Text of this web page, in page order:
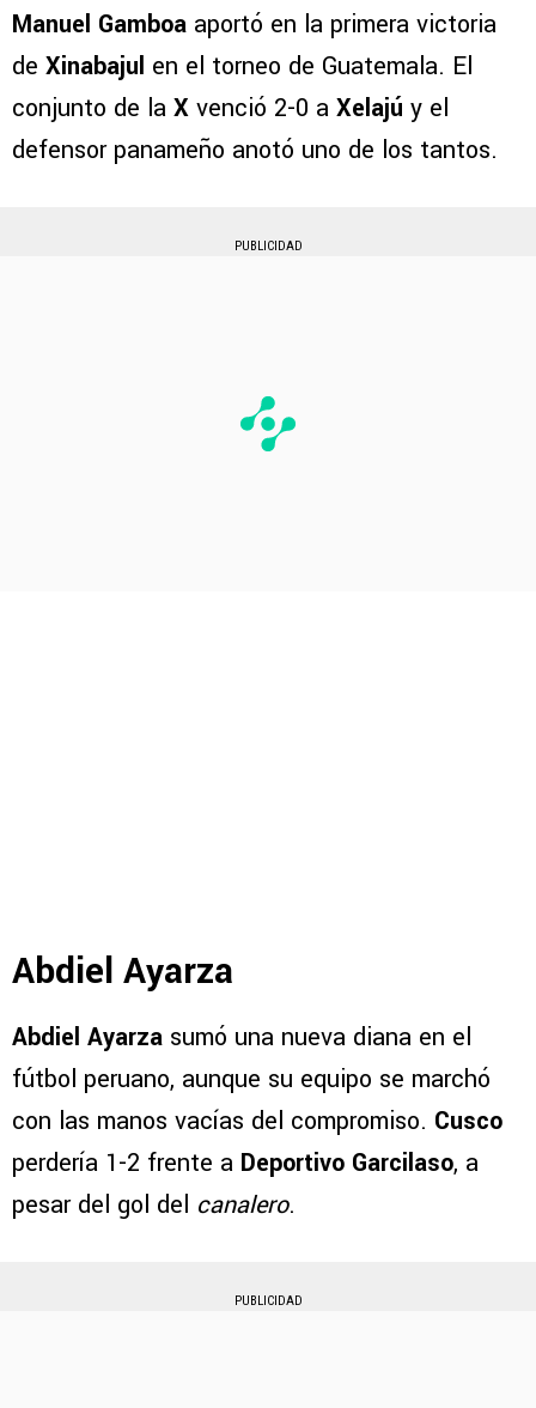
Manuel Gamboa aportó en la primera victoria
de Xinabajul en el torneo de Guatemala. El
conjunto de la X venció 2-0 a Xelajú y el
defensor panameño anotó uno de los tantos.
PUBLICIDAD
Abdiel Ayarza
Abdiel Ayarza sumó una nueva diana en el
fútbol peruano, aunque su equipo se marchó
con las manos vacías del compromiso. Cusco
perdería 1-2 frente a Deportivo Garcilaso, a
pesar del gol del canalero.
PUBLICIDAD